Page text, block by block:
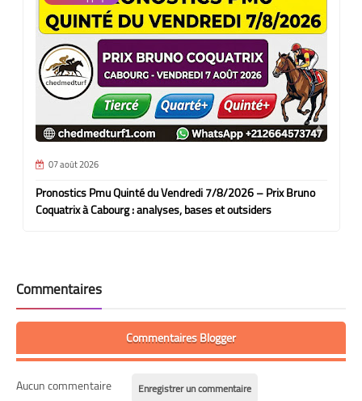
07 août 2026
Pronostics Pmu Quinté du Vendredi 7/8/2026 – Prix Bruno
Coquatrix à Cabourg : analyses, bases et outsiders
Commentaires
Commentaires Blogger
Aucun commentaire Enregistrer un commentaire